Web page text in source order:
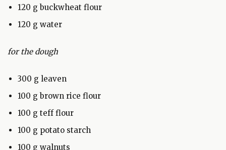
120 g buckwheat flour
120 g water
for the dough
300 g leaven
100 g brown rice flour
100 g teff flour
100 g potato starch
100 g walnuts